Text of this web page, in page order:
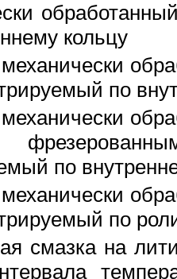
кольцу
по
по
по
смазка на